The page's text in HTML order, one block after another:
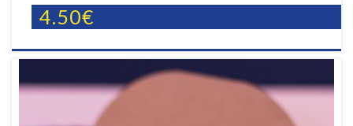
4.50€